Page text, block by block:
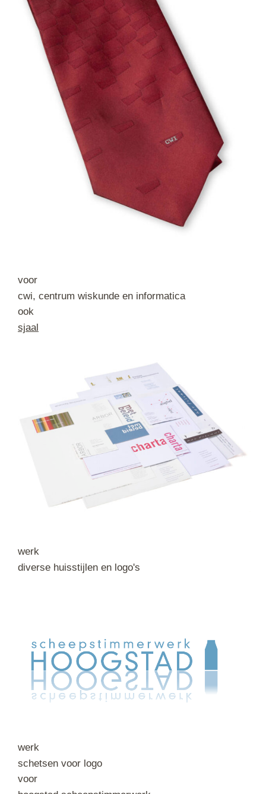
voor
cwi, centrum wiskunde en informatica
ook
sjaal
werk
diverse huisstijlen en logo's
werk
schetsen voor logo
voor